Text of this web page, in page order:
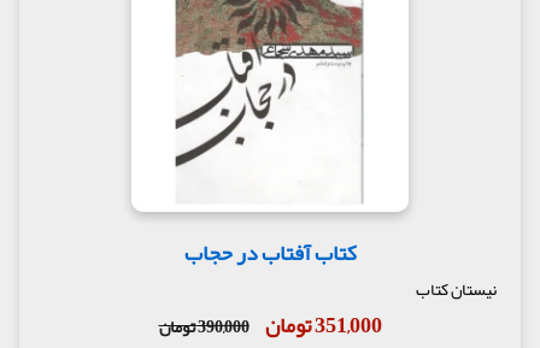
کتاب آفتاب در حجاب
نیستان کتاب
351,000 تومان 390,000 تومان